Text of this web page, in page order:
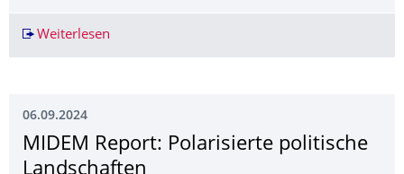
Weiterlesen
06.09.2024
MIDEM Report: Polarisierte politische
Landschaften